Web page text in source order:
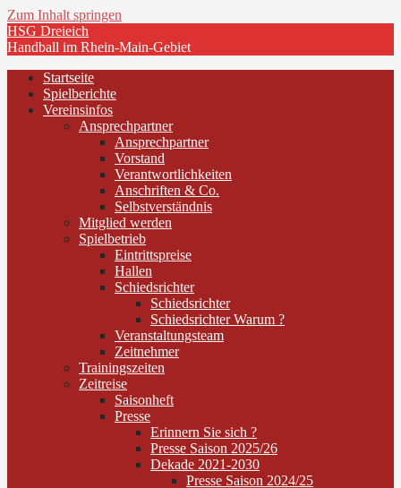
Zum Inhalt springen
HSG Dreieich
Handball im Rhein-Main-Gebiet
Startseite
Spielberichte
Vereinsinfos
Ansprechpartner
Ansprechpartner
Vorstand
Verantwortlichkeiten
Anschriften & Co.
Selbstverständnis
Mitglied werden
Spielbetrieb
Eintrittspreise
Hallen
Schiedsrichter
Schiedsrichter
Schiedsrichter Warum ?
Veranstaltungsteam
Zeitnehmer
Trainingszeiten
Zeitreise
Saisonheft
Presse
Erinnern Sie sich ?
Presse Saison 2025/26
Dekade 2021-2030
Presse Saison 2024/25